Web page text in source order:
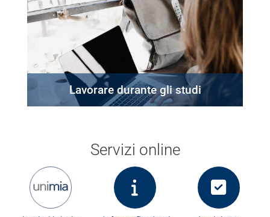
Lavorare durante gli studi
Servizi online